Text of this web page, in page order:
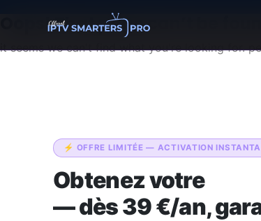
Oops! That page can’t be
it seems we can't find what you're looking for.
⚡ OFFRE LIMITÉE — ACTIVATION
Obtenez votre
— dès 39 €/an,